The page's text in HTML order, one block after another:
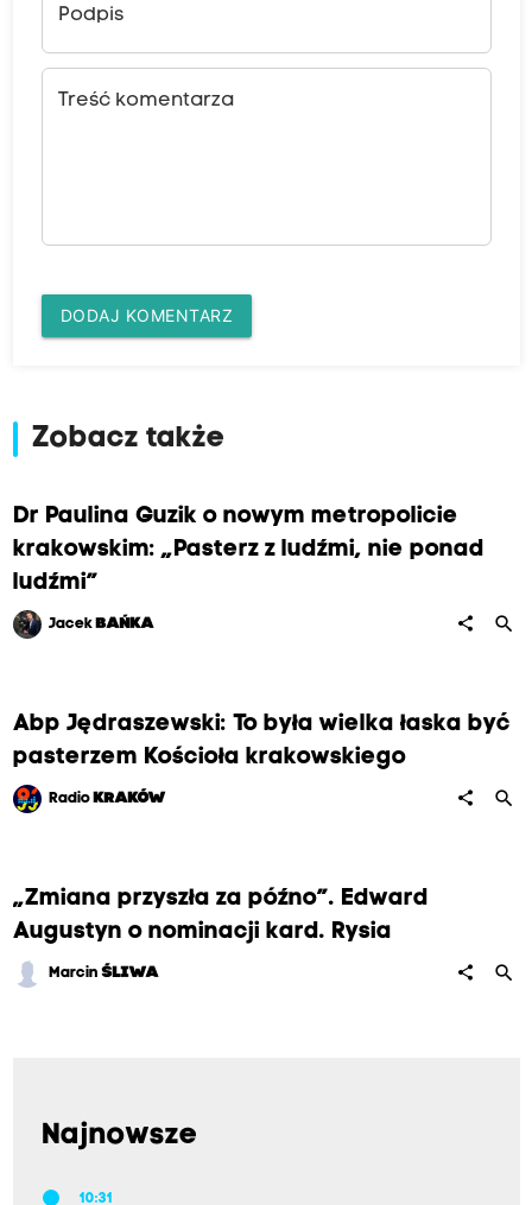
Podpis
Treść komentarza
DODAJ KOMENTARZ
Zobacz także
Dr Paulina Guzik o nowym metropolicie
krakowskim: „Pasterz z ludźmi, nie ponad
ludźmi”
Jacek BAŃKA share search
Abp Jędraszewski: To była wielka łaska być
pasterzem Kościoła krakowskiego
Radio KRAKÓW share search
„Zmiana przyszła za późno”. Edward
Augustyn o nominacji kard. Rysia
MarcinŚLIWA share search
Najnowsze
10:31